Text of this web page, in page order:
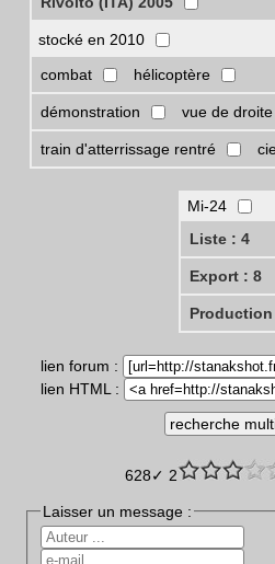
stocké en 2010
combat
hélicoptère
démonstration vue de droite
train d'atterrissage rentré
Mi-24
Liste : 4
Export : 8
Production
lien forum :
lien HTML :
628✓ 2
Laisser un message :